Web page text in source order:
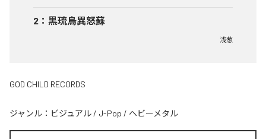
2 ： 黒琉烏異怒蘇
浅葱
GOD CHILD RECORDS
ジャンル： ビジュアル / J-Pop / ヘビーメタル